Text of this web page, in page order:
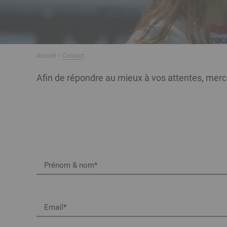
Fil
Accueil Contact
Afin de répondre au mieux à vos attentes,
Prénom & nom
Email